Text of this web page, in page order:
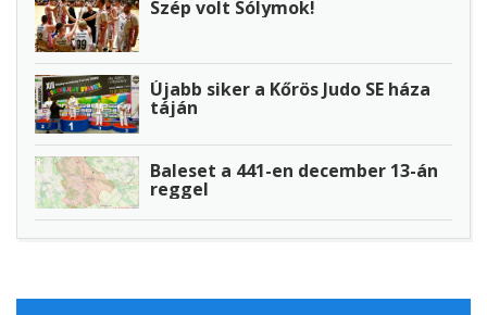
Szép volt Sólymok!
Újabb siker a Kőrös Judo SE háza
táján
Baleset a 441-en december 13-án
reggel